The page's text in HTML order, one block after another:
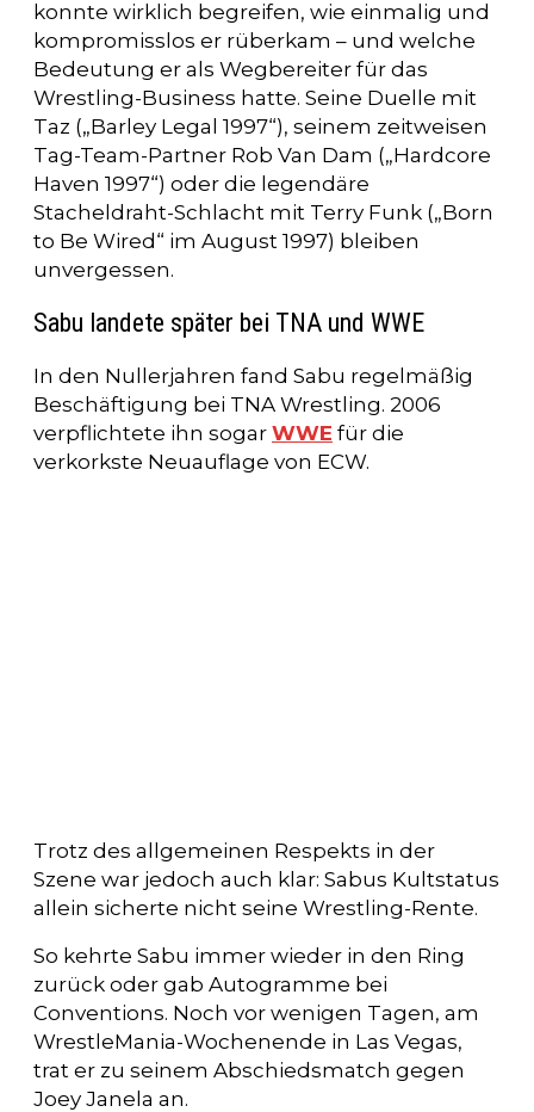
konnte wirklich begreifen, wie einmalig und
kompromisslos er rüberkam – und welche
Bedeutung er als Wegbereiter für das
Wrestling-Business hatte. Seine Duelle mit
Taz („Barley Legal 1997“), seinem zeitweisen
Tag-Team-Partner Rob Van Dam („Hardcore
Haven 1997“) oder die legendäre
Stacheldraht-Schlacht mit Terry Funk („Born
to Be Wired“ im August 1997) bleiben
unvergessen.
Sabu landete später bei TNA und WWE
In den Nullerjahren fand Sabu regelmäßig
Beschäftigung bei TNA Wrestling. 2006
verpflichtete ihn sogar WWE für die
verkorkste Neuauflage von ECW.
Trotz des allgemeinen Respekts in der
Szene war jedoch auch klar: Sabus Kultstatus
allein sicherte nicht seine Wrestling-Rente.
So kehrte Sabu immer wieder in den Ring
zurück oder gab Autogramme bei
Conventions. Noch vor wenigen Tagen, am
WrestleMania-Wochenende in Las Vegas,
trat er zu seinem Abschiedsmatch gegen
Joey Janela an.